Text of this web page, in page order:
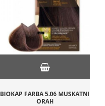
BIOKAP FARBA 5.06 MUSKATNI
ORAH